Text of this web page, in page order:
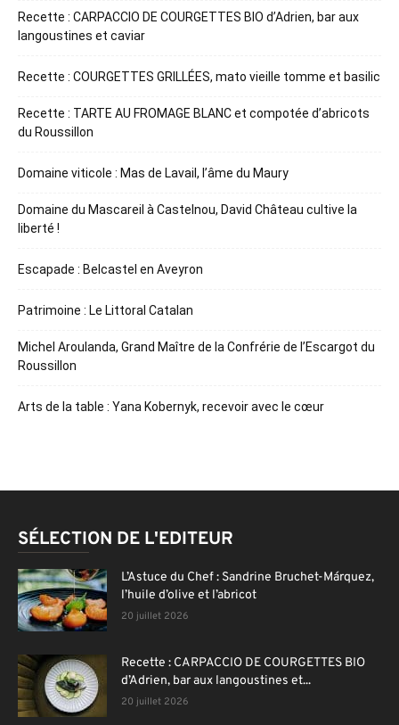
Recette : CARPACCIO DE COURGETTES BIO d’Adrien, bar aux
langoustines et caviar
Recette : COURGETTES GRILLÉES, mato vieille tomme et basilic
Recette : TARTE AU FROMAGE BLANC et compotée d’abricots
du Roussillon
Domaine viticole : Mas de Lavail, l’âme du Maury
Domaine du Mascareil à Castelnou, David Château cultive la
liberté !
Escapade : Belcastel en Aveyron
Patrimoine : Le Littoral Catalan
Michel Aroulanda, Grand Maître de la Confrérie de l’Escargot du
Roussillon
Arts de la table : Yana Kobernyk, recevoir avec le cœur
SÉLECTION DE L'EDITEUR
L’Astuce du Chef : Sandrine Bruchet-Márquez,
l’huile d’olive et l’abricot
20 juillet 2026
Recette : CARPACCIO DE COURGETTES BIO
d’Adrien, bar aux langoustines et...
20 juillet 2026